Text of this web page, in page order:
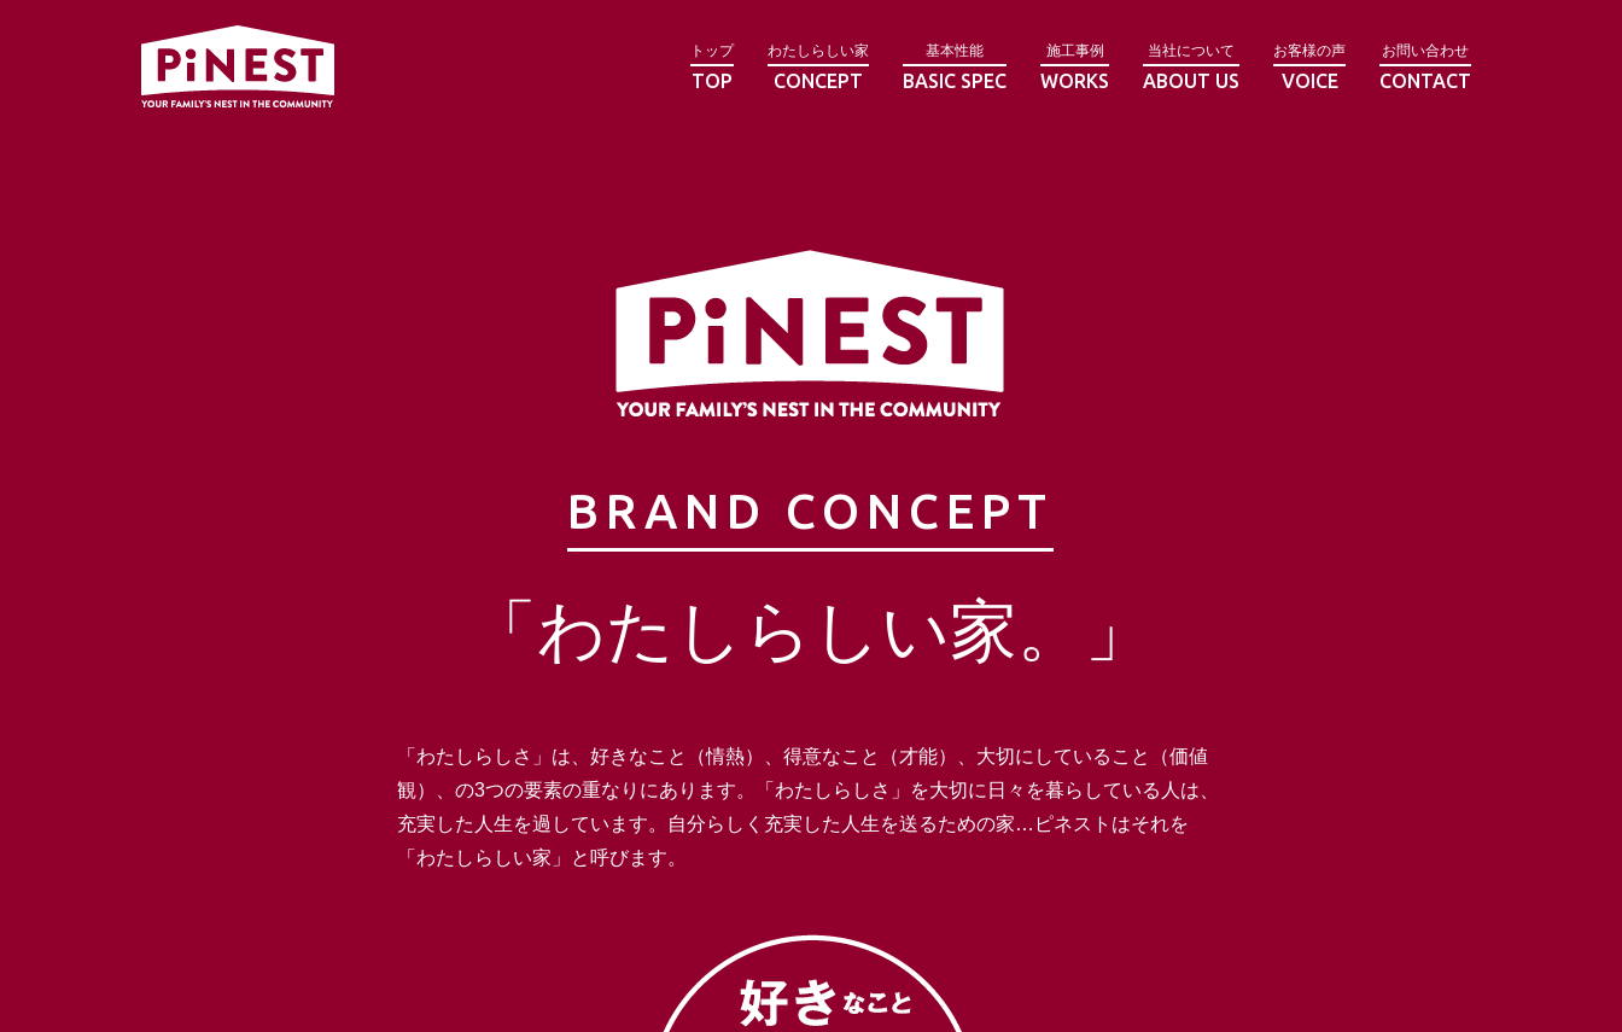
トップ
TOP
わたしらしい家
CONCEPT
基本性能
BASIC SPEC
施工事例
WORKS
当社について
ABOUT US
お客様の声
VOICE
お問い合わせ
CONTACT
BRAND CONCEPT
「わたしらしい家。」
「わたしらしさ」は、好きなこと（情熱）、得意なこと（才能）、大切にしていること（価値
観）、の3つの要素の重なりにあります。「わたしらしさ」を大切に日々を暮らしている人は、
充実した人生を過しています。自分らしく充実した人生を送るための家…ピネストはそれを
「わたしらしい家」と呼びます。